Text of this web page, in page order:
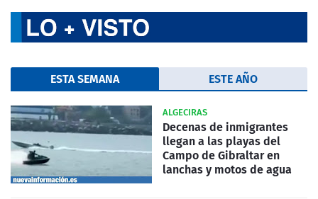
ESTA SEMANA ESTE AÑO
ALGECIRAS
Decenas de inmigrantes
llegan a las playas del
Campo de Gibraltar en
lanchas y motos de agua